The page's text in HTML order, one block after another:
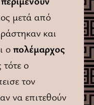
μετά από
και
οπολέμαρχος
ο
τον
να επιτεθούν